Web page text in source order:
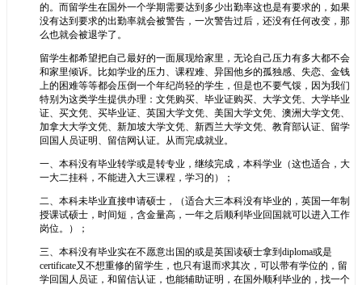
的。而留学生在国外一个学期需要达到多少出勤率这也是有要求的，如果
没有达到要求的出勤率就会被警告，一次警告过后，还没有任何改变，那
么也就会被退学了。
留学生都希望把自己最好的一面展现给家里，无论自己压力有多大都不会
和家里倾诉。比如学业的压力、课程难、异国他乡的孤独感、失恋、金钱
上的困难等等都会压倒一个年纪尚轻的学生，但是也不要气馁，因为我们
特别为这类学生提供办理：文凭购买、毕业证购买、大学文凭、大学毕业
证、买文凭、买毕业证、英国大学文凭、美国大学文凭、澳洲大学文凭、
加拿大大学文凭、新加坡大学文凭、新西兰大学文凭、教育部认证、留学
回国人员证明、留信网认证。从而完成就业。
一、本科没有毕业转学或是转专业，继续完成，本科学业（这也适合，大
一大二挂科，不能进入大三课程，学习的）；
二、本科未毕业直接申请硕士，（适合大三本科没有毕业的，英国一年制
授课试硕士，时间短，含金量高，一年之后顺利毕业回国就可以进入工作
岗位。）；
三、本科没有毕业实在不愿意出国的或是英国读硕士拿到diploma或是
certificate又不想重修的留学生，也只有退而求其次，可以带有学位的，留
学回国人员证，和留信认证，也能辅助证明，在国外顺利毕业的，找一个